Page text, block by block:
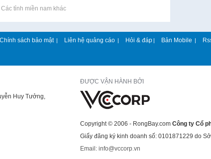
Các tỉnh miền nam khác
Chính sách bảo mật | Liên hệ quảng cáo | Hỏi & đáp | Bản Mobile |
Huy Tưởng,
ĐƯỢC VẬN HÀNH BỞI
Copyright © 2006 - RongBay.com Công ty Cổ
Giấy đăng ký kinh doanh số: 0101871229 do
Email: info@vccorp.vn